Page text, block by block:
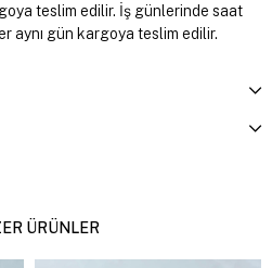
teslim edilir. İş günlerinde saat
aynı gün kargoya teslim edilir.
ÜRÜNLER